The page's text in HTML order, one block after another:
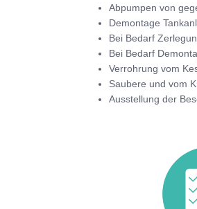
Abpumpen von
Demontage
Bei Bedarf
Bei Bedarf
Verrohrung vom
Saubere und vom
Ausstellung der